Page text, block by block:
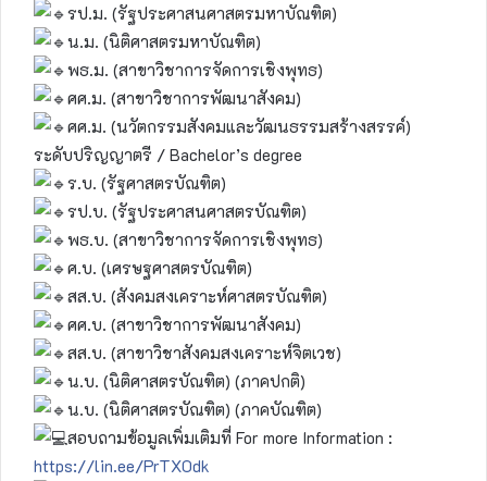
รป.ม. (รัฐประศาสนศาสตรมหาบัณฑิต)
น.ม. (นิติศาสตรมหาบัณฑิต)
พธ.ม. (สาขาวิชาการจัดการเชิงพุทธ)
ศศ.ม. (สาขาวิชาการพัฒนาสังคม)
ศศ.ม. (นวัตกรรมสังคมและวัฒนธรรมสร้างสรรค์)
ระดับปริญญาตรี / Bachelor’s degree
ร.บ. (รัฐศาสตรบัณฑิต)
รป.บ. (รัฐประศาสนศาสตรบัณฑิต)
พธ.บ. (สาขาวิชาการจัดการเชิงพุทธ)
ศ.บ. (เศรษฐศาสตรบัณฑิต)
สส.บ. (สังคมสงเคราะห์ศาสตรบัณฑิต)
ศศ.บ. (สาขาวิชาการพัฒนาสังคม)
สส.บ. (สาขาวิชาสังคมสงเคราะห์จิตเวช)
น.บ. (นิติศาสตรบัณฑิต) (ภาคปกติ)
น.บ. (นิติศาสตรบัณฑิต) (ภาคบัณฑิต)
สอบถามข้อมูลเพิ่มเติมที่ For more Information :
https://lin.ee/PrTX0dk